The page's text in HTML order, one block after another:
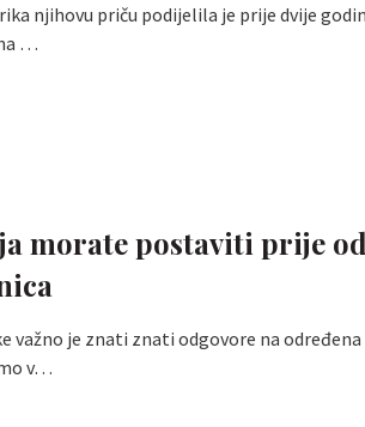
njihovu priču podijelila je prije dvije
…
morate postaviti prije
važno je znati znati odgovore na
v…